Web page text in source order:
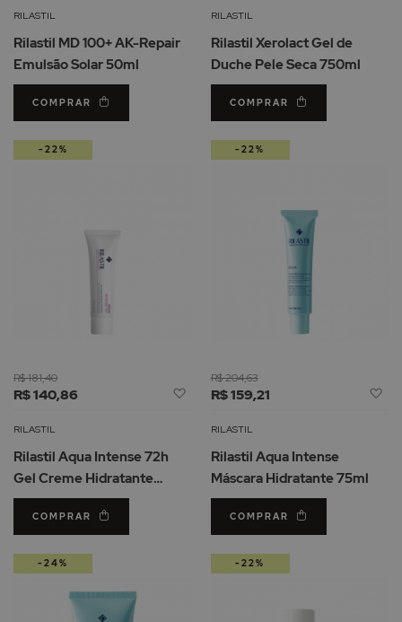
Lista
Desejos
RILASTIL
Rilastil MD 100+ AK-Repair
Emulsão Solar 50ml
COMPRAR
RILASTIL
Rilastil Xerolact Gel de
Duche Pele Seca 750ml
COMPRAR
R$ 140,86
R$ 181,40
Adicionar
Lista
Desejos
RILASTIL
Rilastil Aqua Intense 72h
Gel Creme Hidratante
Intensivo 40ml
COMPRAR
-22%
R$ 159,21
R$ 204,63
RILASTIL
Rilastil Aqua Intense
Máscara Hidratante 75ml
COMPRAR
-22%
-24% -22%